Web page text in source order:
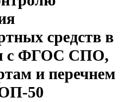
средств в
с ФГОС СПО,
и перечнем
50